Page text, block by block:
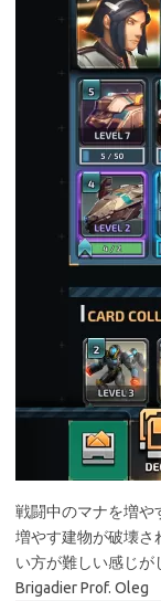
戦闘中のマナを増や
増やす建物が破壊さ
い方が難しい感じが
Brigadier Prof. Oleg